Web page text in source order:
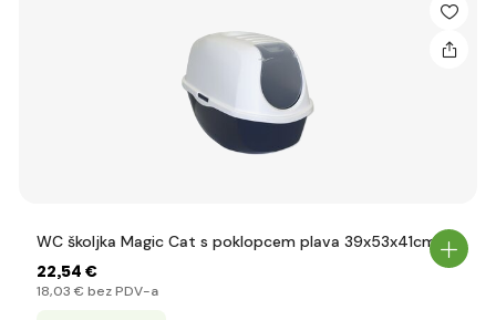
WC školjka Magic Cat s poklopcem plava 39x53x41cm
22,54 €
18,03 € bez PDV-a